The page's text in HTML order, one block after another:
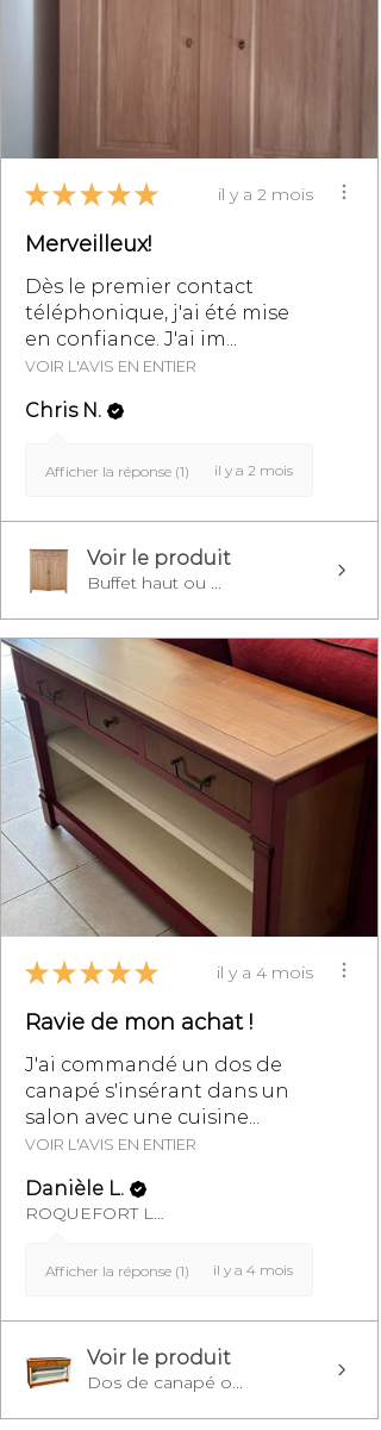
la section des Conditions
Générales de Vente,
★ ★ ★ ★ ★ il y a 2 mois
Merveilleux!
Dès le premier contact
téléphonique, j'ai été mise
en confiance. J'ai im...
VOIR L'AVIS EN ENTIER
Chris N.
Afficher la réponse (1) il y a 2 mois
Voir le produit
Buffet haut ou ...
★ ★ ★ ★ ★ il y a 4 mois
Ravie de mon achat !
J'ai commandé un dos de
canapé s'insérant dans un
salon avec une cuisine...
VOIR L'AVIS EN ENTIER
Danièle L.
ROQUEFORT LES PINS, FR-PAC
Afficher la réponse (1) il y a 4 mois
Voir le produit
Dos de canapé o...